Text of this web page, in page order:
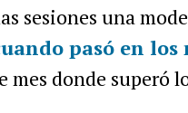
sesiones una
pasó en los
mes donde superó